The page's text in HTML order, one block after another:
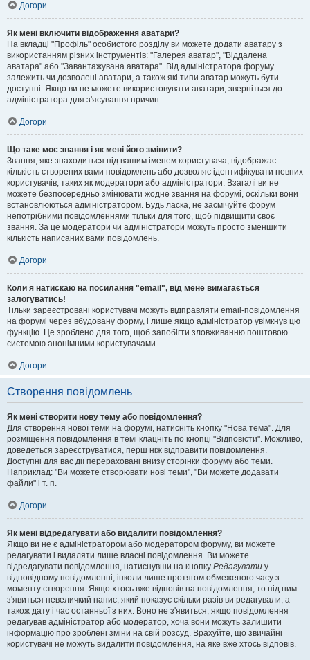
Догори
Як мені включити відображення аватари?
На вкладці "Профіль" особистого розділу ви можете додати аватару з
використанням різних інструментів: "Галерея аватар", "Віддалена
аватара" або "Завантажувана аватара". Від адміністратора форуму
залежить чи дозволені аватари, а також які типи аватар можуть бути
доступні. Якщо ви не можете використовувати аватари, зверніться до
адміністратора для з'ясування причин.
Догори
Що таке моє звання і як мені його змінити?
Звання, яке знаходиться під вашим іменем користувача, відображає
кількість створених вами повідомлень або дозволяє ідентифікувати певних
користувачів, таких як модератори або адміністратори. Взагалі ви не
можете безпосередньо змінювати жодне звання на форумі, оскільки вони
встановлюються адміністратором. Будь ласка, не засмічуйте форум
непотрібними повідомленнями тільки для того, щоб підвищити своє
звання. За це модератори чи адміністратори можуть просто зменшити
кількість написаних вами повідомлень.
Догори
Коли я натискаю на посилання "email", від мене вимагається
залогуватись!
Тільки зареєстровані користувачі можуть відправляти email-повідомлення
на форумі через вбудовану форму, і лише якщо адміністратор увімкнув цю
функцію. Це зроблено для того, щоб запобігти зловживанню поштовою
системою анонімними користувачами.
Догори
Створення повідомлень
Як мені створити нову тему або повідомлення?
Для створення нової теми на форумі, натисніть кнопку "Нова тема". Для
розміщення повідомлення в темі клацніть по кнопці "Відповісти". Можливо,
доведеться зареєструватися, перш ніж відправити повідомлення.
Доступні для вас дії перераховані внизу сторінки форуму або теми.
Наприклад: "Ви можете створювати нові теми", "Ви можете додавати
файли" і т. п.
Догори
Як мені відредагувати або видалити повідомлення?
Якщо ви не є адміністратором або модератором форуму, ви можете
редагувати і видаляти лише власні повідомлення. Ви можете
відредагувати повідомлення, натиснувши на кнопку Редагувати у
відповідному повідомленні, інколи лише протягом обмеженого часу з
моменту створення. Якщо хтось вже відповів на повідомлення, то під ним
з'явиться невеличкий напис, який показує скільки разів ви редагували, а
також дату і час останньої з них. Воно не з'явиться, якщо повідомлення
редагував адміністратор або модератор, хоча вони можуть залишити
інформацію про зроблені зміни на свій розсуд. Врахуйте, що звичайні
користувачі не можуть видалити повідомлення, на яке вже хтось відповів.